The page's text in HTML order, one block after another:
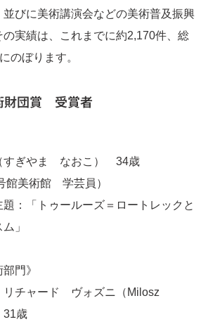
並びに美術講演会などの美術普及振興
の実績は、これまでに約2,170件、総
のぼります。
財団賞 受賞者
ぎやま なおこ） 34歳
術館 学芸員）
ゥールーズ＝ロートレックと
」
門》
ャード ヴォズニ（Milosz
歳